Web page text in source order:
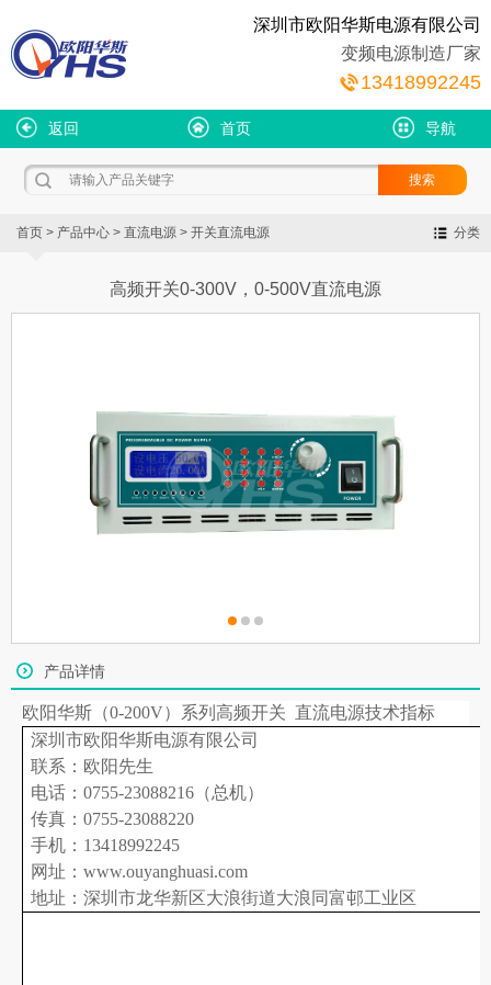
深圳市欧阳华斯电源有限公司
变频电源制造厂家
13418992245
返回 首页 导航
分类
首页 > 产品中心 > 直流电源 > 开关直流电源
高频开关0-300V，0-500V直流电源
产品详情
欧阳华斯（0-200V）系列 高频开关 直流电源技术指标
深圳市欧阳华斯电源有限公司
联系：欧阳先生
电话：0755-23088216（总机）
传真：0755-23088220
手机：13418992245
网址：www.ouyanghuasi.com
地址：深圳市龙华新区大浪街道大浪同富邨工业区